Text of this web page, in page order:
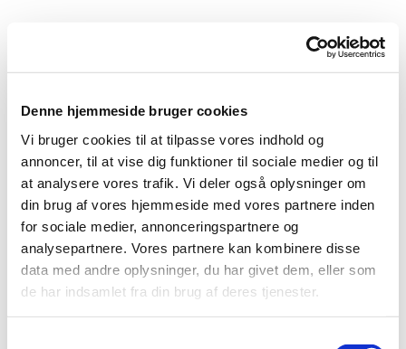
Denne hjemmeside bruger cookies
Vi bruger cookies til at tilpasse vores indhold og
annoncer, til at vise dig funktioner til sociale medier og til
at analysere vores trafik. Vi deler også oplysninger om
din brug af vores hjemmeside med vores partnere inden
for sociale medier, annonceringspartnere og
analysepartnere. Vores partnere kan kombinere disse
data med andre oplysninger, du har givet dem, eller som
de har indsamlet fra din brug af deres tjenester.
URSULA MUNCH-PETERSEN keramiker